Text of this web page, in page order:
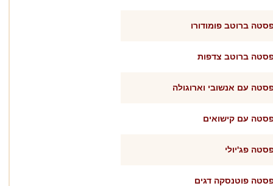
ברוטב פומודורו
ברוטב צדפות
עם אנשובי וארוגולה
עם קישואים
פג'יולי
פוטנסקה דגים